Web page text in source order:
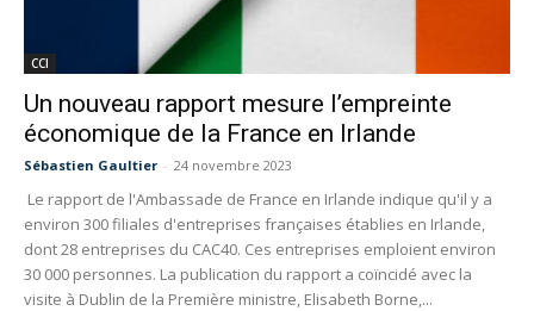
CCI
Un nouveau rapport mesure l’empreinte
économique de la France en Irlande
Sébastien Gaultier - 24 novembre 2023
Le rapport de l'Ambassade de France en Irlande indique qu'il y a
environ 300 filiales d'entreprises françaises établies en Irlande,
dont 28 entreprises du CAC40. Ces entreprises emploient environ
30 000 personnes. La publication du rapport a coïncidé avec la
visite à Dublin de la Première ministre, Elisabeth Borne,...